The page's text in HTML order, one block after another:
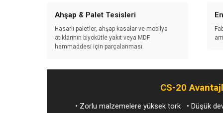
Ahşap & Palet Tesisleri
Hasarlı paletler, ahşap kasalar ve mobilya
atıklarının biyokütle yakıt veya MDF
hammaddesi için parçalanması.
CS-20
• Zorlu malzemelere yüksek tork • Düşük